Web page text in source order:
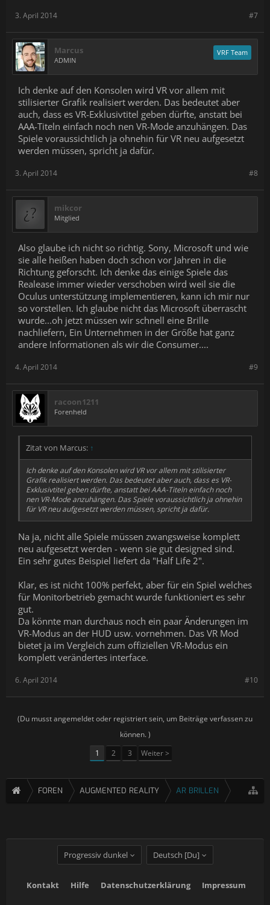
#7
3. April 2014
Marcus
ADMIN
VRF Team
Ich denke auf den Konsolen wird VR vor allem mit
stilisierter Grafik realisiert werden. Das bedeutet aber
auch, dass es VR-Exklusivtitel geben dürfte, anstatt bei
AAA-Titeln einfach noch nen VR-Mode anzuhängen. Das
Spiele voraussichtlich ja ohnehin für VR neu aufgesetzt
werden müssen, spricht ja dafür.
#8
3. April 2014
mikcor
Mitglied
Also glaube ich nicht so richtig. Sony, Microsoft und wie
sie alle heißen haben doch schon vor Jahren in die
Richtung geforscht. Ich denke das einige Spiele das
Realease immer wieder verschoben wird weil sie die
Oculus unterstützung implementieren, kann ich mir nur
so vorstellen. Ich glaube nicht das Microsoft überrascht
wurde...oh jetzt müssen wir schnell eine Brille
nachliefern, Ein Unternehmen in der Größe hat ganz
andere Informationen als wir die Consumer....
#9
4. April 2014
racoon1211
Forenheld
Zitat von Marcus: ↑
Ich denke auf den Konsolen wird VR vor allem mit stilisierter
Grafik realisiert werden. Das bedeutet aber auch, dass es VR-
Exklusivtitel geben dürfte, anstatt bei AAA-Titeln einfach noch
nen VR-Mode anzuhängen. Das Spiele voraussichtlich ja ohnehin
für VR neu aufgesetzt werden müssen, spricht ja dafür.
Na ja, nicht alle Spiele müssen zwangsweise komplett
neu aufgesetzt werden - wenn sie gut designed sind.
Ein sehr gutes Beispiel liefert da "Half Life 2".
Klar, es ist nicht 100% perfekt, aber für ein Spiel welches
für Monitorbetrieb gemacht wurde funktioniert es sehr
gut.
Da könnte man durchaus noch ein paar Änderungen im
VR-Modus an der HUD usw. vornehmen. Das VR Mod
bietet ja im Vergleich zum offiziellen VR-Modus ein
komplett verändertes interface.
#10
6. April 2014
(Du musst angemeldet oder registriert sein, um Beiträge verfassen zu
können. )
1
2 3 Weiter >
FOREN AUGMENTED REALITY AR BRILLEN
Progressiv dunkel Deutsch [Du]
Kontakt Hilfe Datenschutzerklärung Impressum